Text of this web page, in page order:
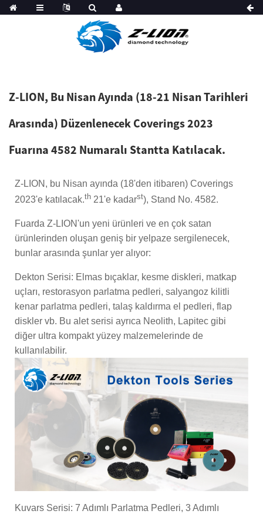
Z-LION, Bu Nisan Ayında (18-21 Nisan Tarihleri ​​
Arasında) Düzenlenecek Coverings 2023
Fuarına 4582 Numaralı Stantta Katılacak.
Z-LION, bu Nisan ayında (18'den itibaren) Coverings
2023'e katılacak.th 21'e kadarst), Stand No. 4582.
Fuarda Z-LION'un yeni ürünleri ve en çok satan
ürünlerinden oluşan geniş bir yelpaze sergilenecek,
bunlar arasında şunlar yer alıyor:
Dekton Serisi: Elmas bıçaklar, kesme diskleri, matkap
uçları, restorasyon parlatma pedleri, salyangoz kilitli
kenar parlatma pedleri, talaş kaldırma el pedleri, flap
diskler vb. Bu alet serisi ayrıca Neolith, Lapitec gibi
diğer ultra kompakt yüzey malzemelerinde de
kullanılabilir.
Kuvars Serisi: 7 Adımlı Parlatma Pedleri, 3 Adımlı